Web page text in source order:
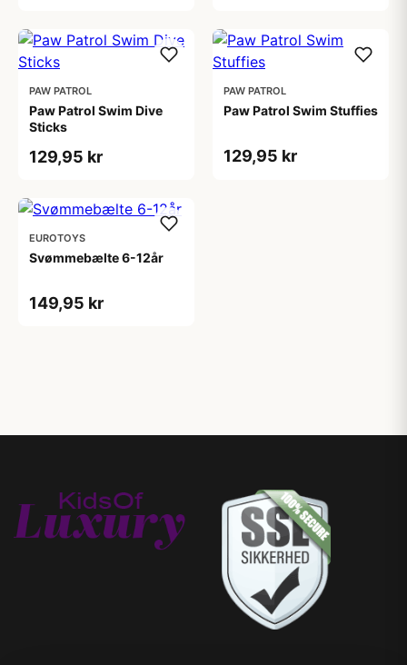
PAW PATROL
Paw Patrol Swim Dive
Sticks
129,95 kr
PAW PATROL
Paw Patrol Swim Stuffies
129,95 kr
EUROTOYS
Svømmebælte 6-12år
149,95 kr